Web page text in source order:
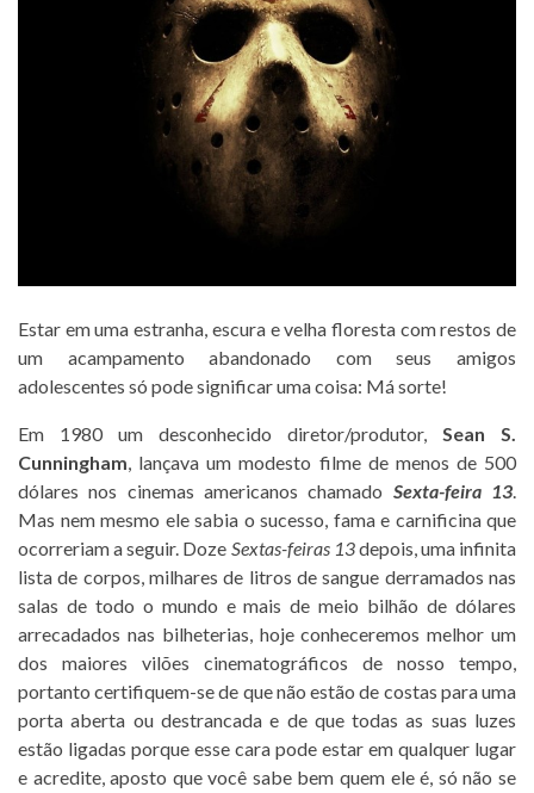
Estar em uma estranha, escura e velha floresta com restos de
um acampamento abandonado com seus amigos
adolescentes só pode significar uma coisa: Má sorte!
Em 1980 um desconhecido diretor/produtor, Sean S.
Cunningham, lançava um modesto filme de menos de 500
dólares nos cinemas americanos chamado Sexta-feira 13.
Mas nem mesmo ele sabia o sucesso, fama e carnificina que
ocorreriam a seguir. Doze Sextas-feiras 13depois, uma infinita
lista de corpos, milhares de litros de sangue derramados nas
salas de todo o mundo e mais de meio bilhão de dólares
arrecadados nas bilheterias, hoje conheceremos melhor um
dos maiores vilões cinematográficos de nosso tempo,
portanto certifiquem-se de que não estão de costas para uma
porta aberta ou destrancada e de que todas as suas luzes
estão ligadas porque esse cara pode estar em qualquer lugar
e acredite, aposto que você sabe bem quem ele é, só não se